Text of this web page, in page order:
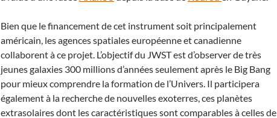
Bien que le financement de cet instrument soit principalement
américain, les agences spatiales européenne et canadienne
collaborent à ce projet. L’objectif du JWST est d’observer de très
jeunes galaxies 300 millions d’années seulement après le Big Bang
pour mieux comprendre la formation de l’Univers. Il participera
également à la recherche de nouvelles exoterres, ces planètes
extrasolaires dont les caractéristiques sont comparables à celles de